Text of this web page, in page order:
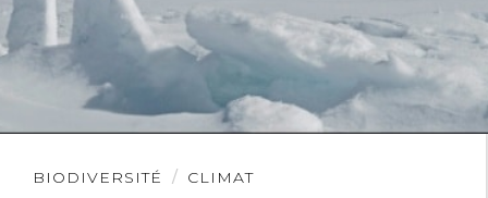
BIODIVERSITÉ CLIMAT
Lire